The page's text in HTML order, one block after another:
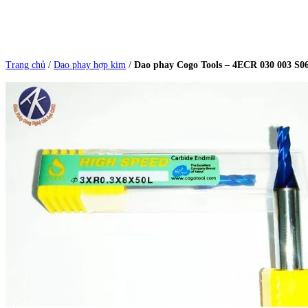
Trang chủ / Dao phay hợp kim / Dao phay Cogo Tools – 4ECR 030 003